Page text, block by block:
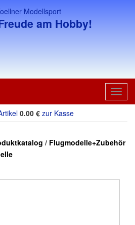
am Hobby!
0.00€ zur Kasse
/ Flugmodelle+Zubehör